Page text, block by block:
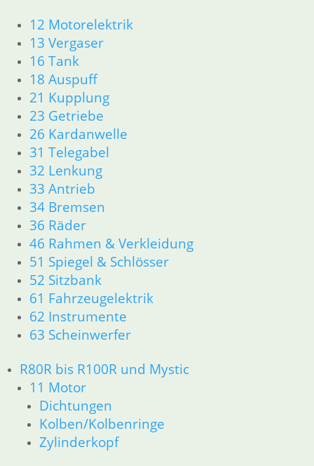
12 Motorelektrik
13 Vergaser
16 Tank
18 Auspuff
21 Kupplung
23 Getriebe
26 Kardanwelle
31 Telegabel
32 Lenkung
33 Antrieb
34 Bremsen
36 Räder
46 Rahmen & Verkleidung
51 Spiegel & Schlösser
52 Sitzbank
61 Fahrzeugelektrik
62 Instrumente
63 Scheinwerfer
R80R bis R100R und Mystic
11 Motor
Dichtungen
Kolben/Kolbenringe
Zylinderkopf